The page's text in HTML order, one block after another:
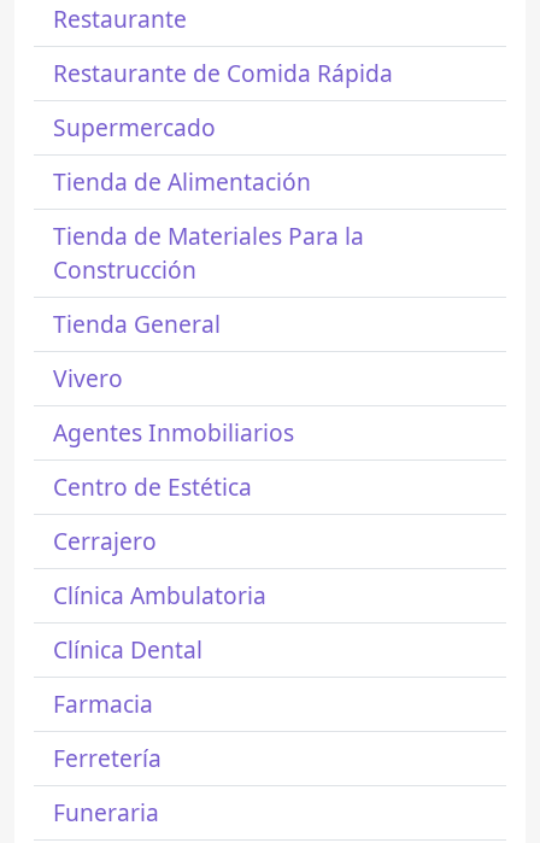
Restaurante
Restaurante de Comida Rápida
Supermercado
Tienda de Alimentación
Tienda de Materiales Para la
Construcción
Tienda General
Vivero
Agentes Inmobiliarios
Centro de Estética
Cerrajero
Clínica Ambulatoria
Clínica Dental
Farmacia
Ferretería
Funeraria